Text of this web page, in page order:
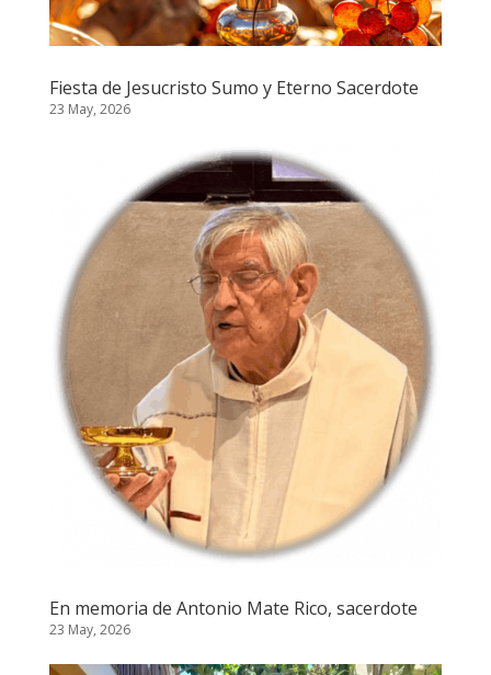
Fiesta de Jesucristo Sumo y Eterno Sacerdote
23 May, 2026
En memoria de Antonio Mate Rico, sacerdote
23 May, 2026